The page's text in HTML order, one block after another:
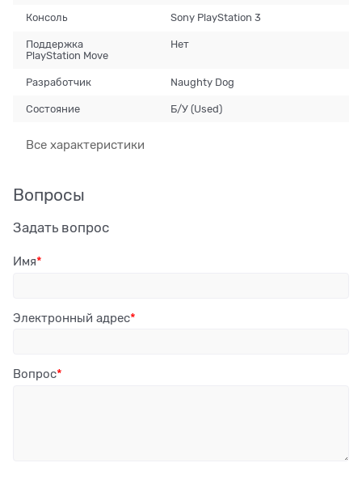
Консоль Sony PlayStation 3
Поддержка
PlayStation Move
Нет
Разработчик Naughty Dog
Состояние Б/У (Used)
Все характеристики
Вопросы
Задать вопрос
Имя
Электронный адрес
Вопрос